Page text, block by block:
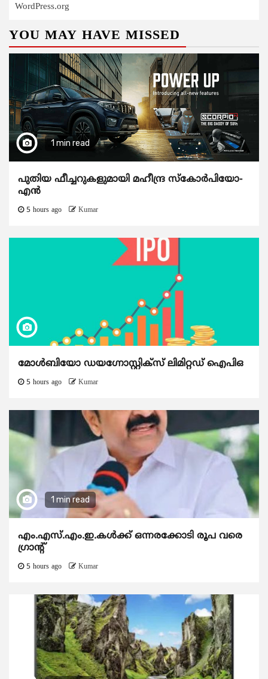
WordPress.org
YOU MAY HAVE MISSED
1 min read
പുതിയ ഫീച്ചറുകളുമായി മഹീന്ദ്ര സ്കോർപിയോ-
എൻ
5 hours ago Kumar
മോൾബിയോ ഡയഗ്നോസ്റ്റിക്സ് ലിമിറ്റഡ് ഐപിഒ
5 hours ago Kumar
1 min read
എം.എസ്.എം.ഇ.കൾക്ക് ഒന്നരക്കോടി രൂപ വരെ
ഗ്രാന്റ്
5 hours ago Kumar